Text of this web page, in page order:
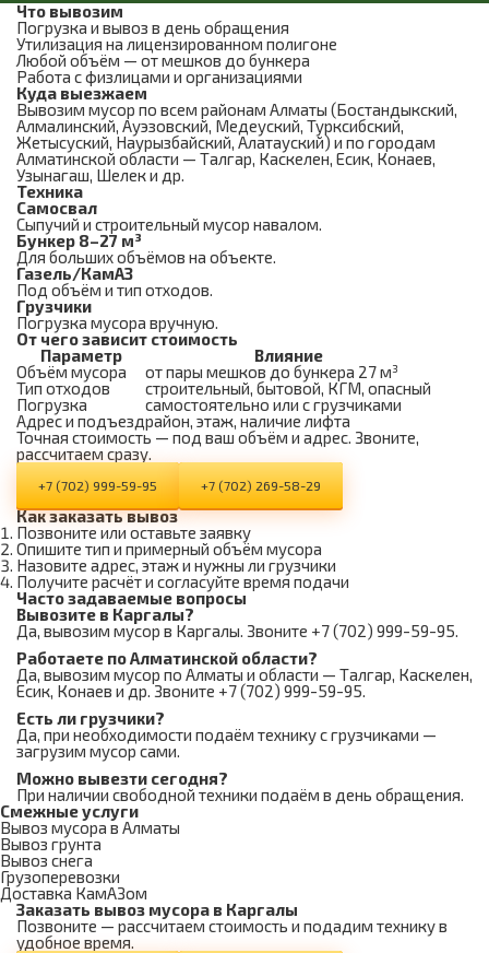
Что вывозим
Погрузка и вывоз в день обращения
Утилизация на лицензированном полигоне
Любой объём — от мешков до бункера
Работа с физлицами и организациями
Куда выезжаем
Вывозим мусор по всем районам Алматы (Бостандыкский,
Алмалинский, Ауэзовский, Медеуский, Турксибский,
Жетысуский, Наурызбайский, Алатауский) и по городам
Алматинской области — Талгар, Каскелен, Есик, Конаев,
Узынагаш, Шелек и др.
Техника
Самосвал
Сыпучий и строительный мусор навалом.
Бункер 8–27 м³
Для больших объёмов на объекте.
Газель/КамАЗ
Под объём и тип отходов.
Грузчики
Погрузка мусора вручную.
От чего зависит стоимость
Параметр
Влияние
Объём мусора
от пары мешков до бункера 27 м³
Тип отходов
строительный, бытовой, КГМ, опасный
Погрузка
самостоятельно или с грузчиками
Адрес и подъездрайон, этаж, наличие лифта
Точная стоимость — под ваш объём и адрес. Звоните,
рассчитаем сразу.
+7 (702) 999-59-95 +7 (702) 269-58-29
Как заказать вывоз
Позвоните или оставьте заявку
Опишите тип и примерный объём мусора
Назовите адрес, этаж и нужны ли грузчики
Получите расчёт и согласуйте время подачи
Часто задаваемые вопросы
Вывозите в Каргалы?
Да, вывозим мусор в Каргалы. Звоните +7 (702) 999-59-95.
Работаете по Алматинской области?
Да, вывозим мусор по Алматы и области — Талгар, Каскелен,
Есик, Конаев и др. Звоните +7 (702) 999-59-95.
Есть ли грузчики?
Да, при необходимости подаём технику с грузчиками —
загрузим мусор сами.
Можно вывезти сегодня?
При наличии свободной техники подаём в день обращения.
Смежные услуги
Вывоз мусора в Алматы
Вывоз грунта
Вывоз снега
Грузоперевозки
Доставка КамАЗом
Заказать вывоз мусора в Каргалы
Позвоните — рассчитаем стоимость и подадим технику в
удобное время.